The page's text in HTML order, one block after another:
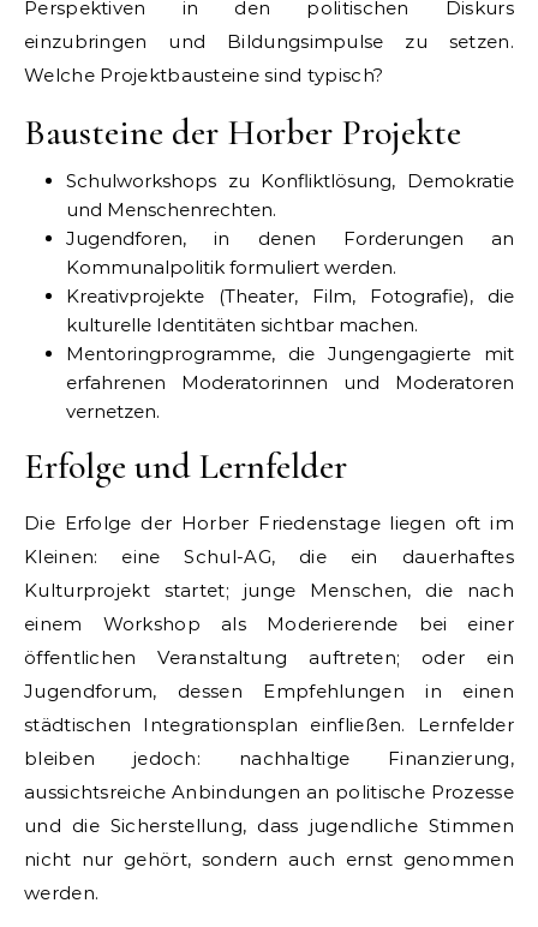
Perspektiven in den politischen Diskurs
einzubringen und Bildungsimpulse zu setzen.
Welche Projektbausteine sind typisch?
Bausteine der Horber Projekte
Schulworkshops zu Konfliktlösung, Demokratie
und Menschenrechten.
Jugendforen, in denen Forderungen an
Kommunalpolitik formuliert werden.
Kreativprojekte (Theater, Film, Fotografie), die
kulturelle Identitäten sichtbar machen.
Mentoringprogramme, die Jungengagierte mit
erfahrenen Moderatorinnen und Moderatoren
vernetzen.
Erfolge und Lernfelder
Die Erfolge der Horber Friedenstage liegen oft im
Kleinen: eine Schul-AG, die ein dauerhaftes
Kulturprojekt startet; junge Menschen, die nach
einem Workshop als Moderierende bei einer
öffentlichen Veranstaltung auftreten; oder ein
Jugendforum, dessen Empfehlungen in einen
städtischen Integrationsplan einfließen. Lernfelder
bleiben jedoch: nachhaltige Finanzierung,
aussichtsreiche Anbindungen an politische Prozesse
und die Sicherstellung, dass jugendliche Stimmen
nicht nur gehört, sondern auch ernst genommen
werden.